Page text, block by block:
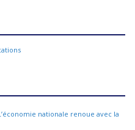
nationale renoue avec la